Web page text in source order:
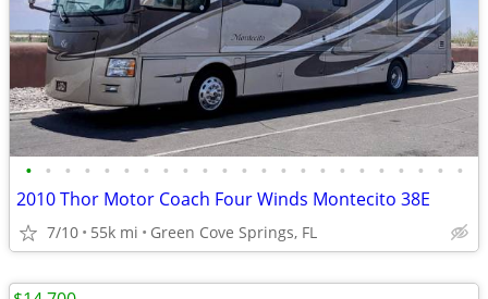
• • • • • • • • • • • • • • • • • • • • • • •
2010 Thor Motor Coach Four Winds Montecito 38E
7/10 55k mi Green Cove Springs, FL